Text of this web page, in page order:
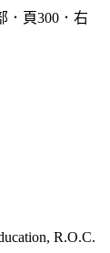
R.O.C.